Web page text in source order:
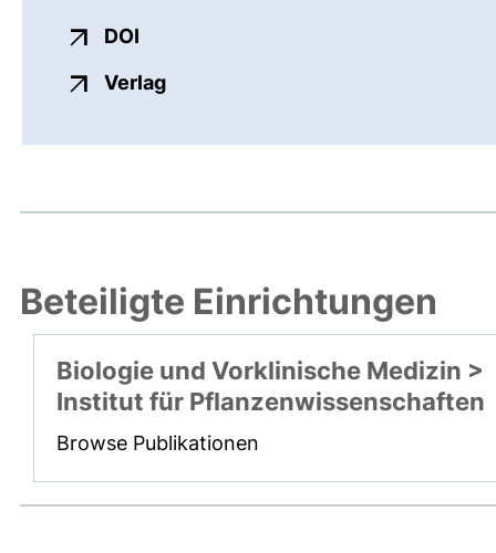
DOI
Verlagexterner Link, öffnet neues
Beteiligte Einrichtungen
Biologie und Vorklinische Medizin >
Institut für Pflanzenwissenschaften
Browse Publikationen